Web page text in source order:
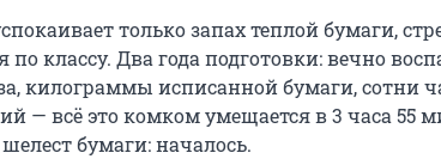
только запах теплой бумаги,
классу. Два года подготовки: вечно
килограммы исписанной бумаги, сотни
— всё это комком умещается в 3 часа 55
бумаги: началось.